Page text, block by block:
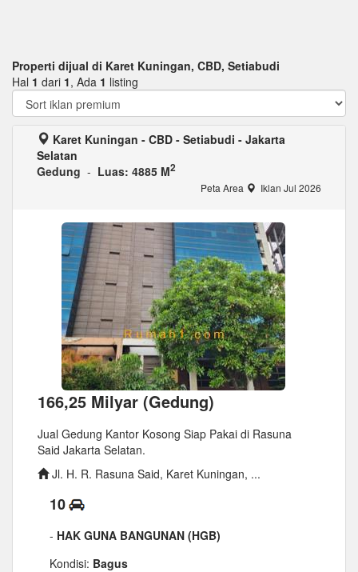
Properti dijual di Karet Kuningan, CBD, Setiabudi
Hal 1 dari 1, Ada 1 listing
Karet Kuningan - CBD - Setiabudi - Jakarta
Selatan
Gedung - Luas: 4885 M2
Peta Area Iklan Jul 2026
166,25 Milyar (Gedung)
Jual Gedung Kantor Kosong Siap Pakai di Rasuna
Said Jakarta Selatan.
Jl. H. R. Rasuna Said, Karet Kuningan, ...
10
- HAK GUNA BANGUNAN (HGB)
Kondisi: Bagus